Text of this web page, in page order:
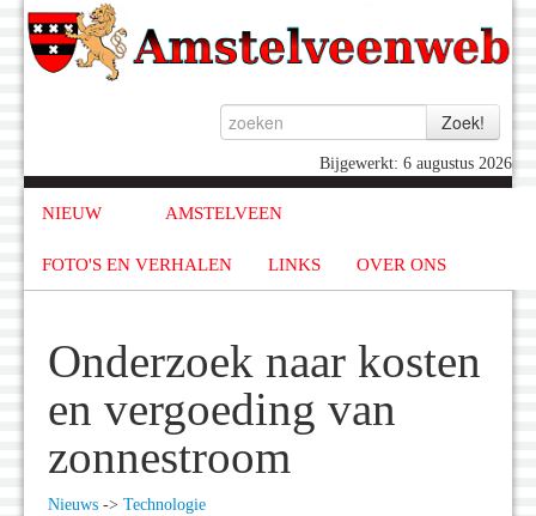
Bijgewerkt: 6 augustus 2026
NIEUW AMSTELVEEN
FOTO'S EN VERHALEN LINKS OVER ONS
Onderzoek naar kosten
en vergoeding van
zonnestroom
Nieuws -> Technologie